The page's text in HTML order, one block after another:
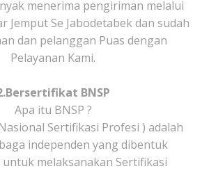
menerima pengiriman melalui
Jemput Se Jabodetabek dan sudah
dan pelanggan Puas dengan
Pelayanan Kami.
BNSP
Apa itu BNSP ?
Sertifikasi Profesi ) adalah
independen yang dibentuk
melaksanakan Sertifikasi